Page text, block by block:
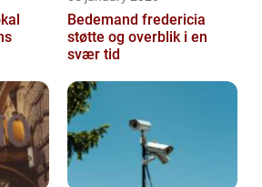
Bedemand fredericia
støtte og overblik i en
svær tid